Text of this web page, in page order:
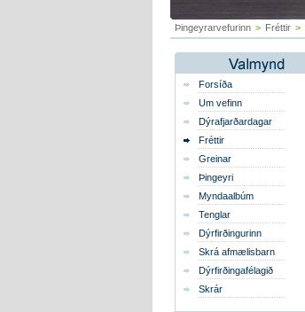
Þingeyrarvefurinn > Fréttir >
Forsíða
Um vefinn
Dýrafjarðardagar
Fréttir
Greinar
Þingeyri
Myndaalbúm
Tenglar
Dýrfirðingurinn
Skrá afmælisbarn
Dýrfirðingafélagið
Skrár